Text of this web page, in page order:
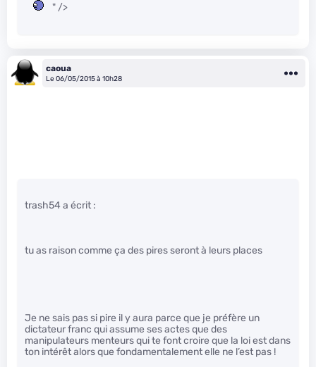
" />
caoua
Le 06/05/2015 à 10h28
trash54 a écrit :
tu as raison comme ça des pires seront à leurs places
Je ne sais pas si pire il y aura parce que je préfère un
dictateur franc qui assume ses actes que des
manipulateurs menteurs qui te font croire que la loi est dans
ton intérêt alors que fondamentalement elle ne l’est pas !